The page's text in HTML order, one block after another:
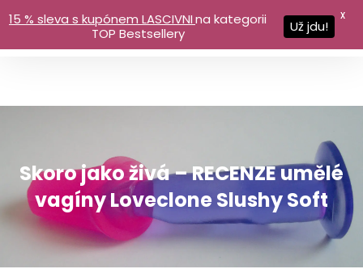
Skoro jako živá – RECENZE umělé
vagíny Loveclone Slushy Soft
15 % sleva s kupónem LASCIVNIna kategorii
TOP Bestsellery
Už jdu!
X